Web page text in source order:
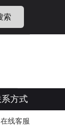
索
运
的
方式
在线客服